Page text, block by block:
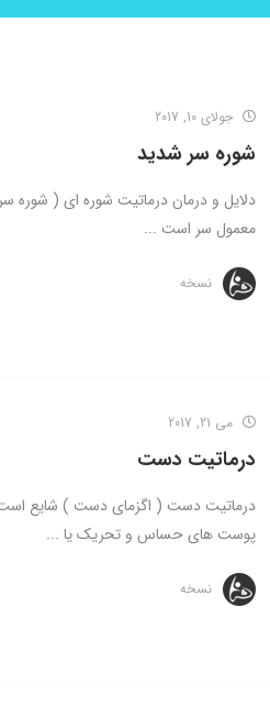
جولای 10, 2017
شوره سر شدید
دلایل و درمان درماتیت شوره ای ( شوره
معمول سر است ...
نسخه
می 21, 2017
درماتیت دست
درماتیت دست ( اگزمای دست ) شایع
پوست های حساس و تحریک یا ...
نسخه